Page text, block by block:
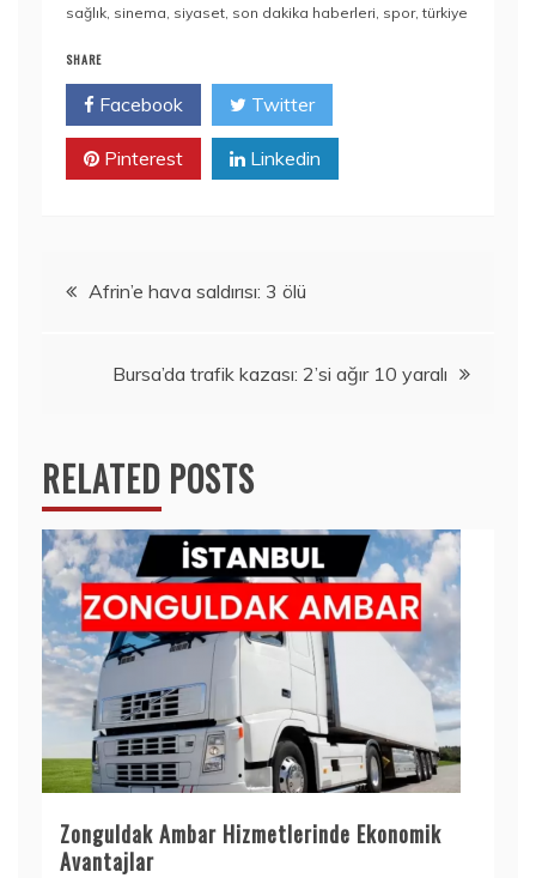
sağlık, sinema, siyaset, son dakika haberleri, spor,türkiye
SHARE
Facebook Twitter
Pinterest Linkedin
YazıAfrin’e hava saldırısı: 3 ölü
Bursa’da trafik kazası: 2’si ağır 10 yaralı
RELATED POSTS
Zonguldak Ambar Hizmetlerinde Ekonomik
Avantajlar